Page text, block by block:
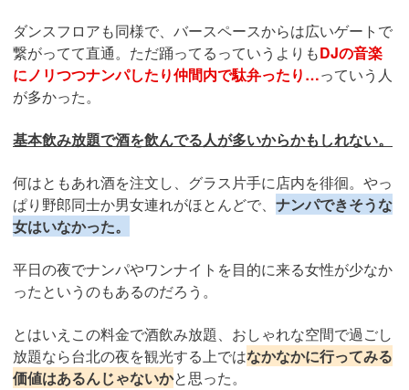
ダンスフロアも同様で、バースペースからは広いゲートで
繋がってて直通。ただ踊ってるっていうよりもDJの音楽
にノリつつナンパしたり仲間内で駄弁ったり…っていう人
が多かった。
基本飲み放題で酒を飲んでる人が多いからかもしれない。
何はともあれ酒を注文し、グラス片手に店内を徘徊。やっ
ぱり野郎同士か男女連れがほとんどで、 ナンパできそうな
女はいなかった。
平日の夜でナンパやワンナイトを目的に来る女性が少なか
ったというのもあるのだろう。
とはいえこの料金で酒飲み放題、おしゃれな空間で過ごし
放題なら台北の夜を観光する上ではなかなかに行ってみる
価値はあるんじゃないかと思った。